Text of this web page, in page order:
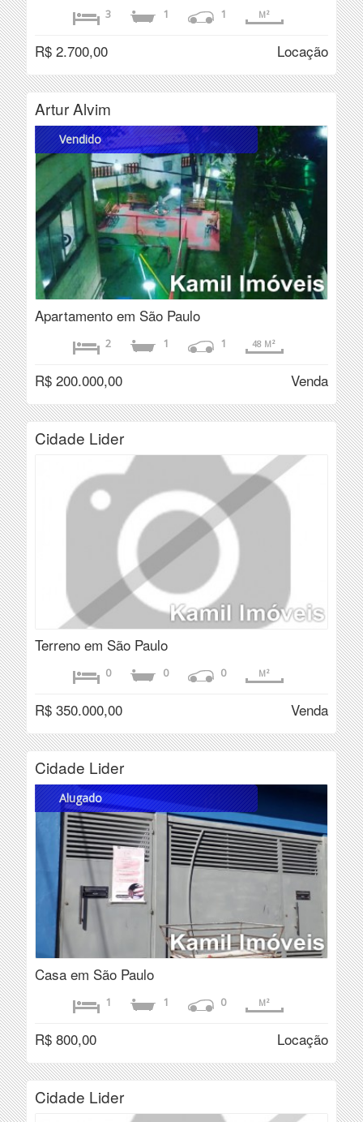
3 1 1 M²
R$ 2.700,00 Locação
Artur Alvim
Vendido
Apartamento em São Paulo
2 1 1 48 M²
R$ 200.000,00 Venda
Cidade Lider
Terreno em São Paulo
0 0 0 M²
R$ 350.000,00 Venda
Cidade Lider
Alugado
Casa em São Paulo
1 1 0 M²
R$ 800,00 Locação
Cidade Lider